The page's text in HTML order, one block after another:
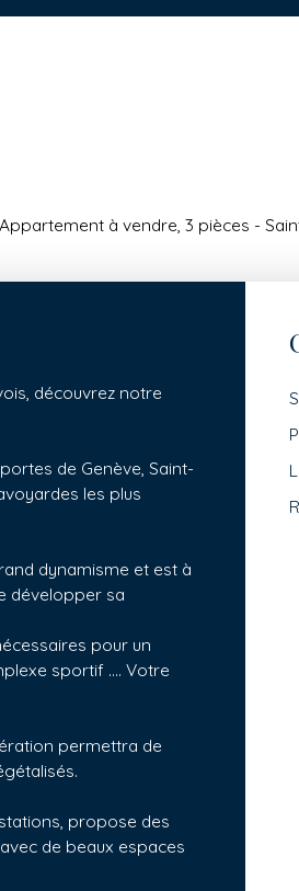
Appartement à vendre, 3 pièces -
découvrez notre
de Genève, Saint-
les plus
dynamisme et est à
développer sa
pour un
sportif …. Votre
permettra de
propose des
de beaux espaces